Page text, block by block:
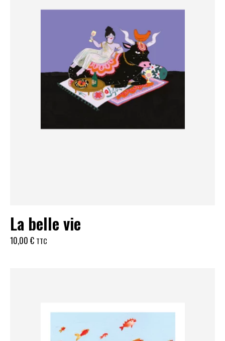
La belle vie
10,00 € TTC